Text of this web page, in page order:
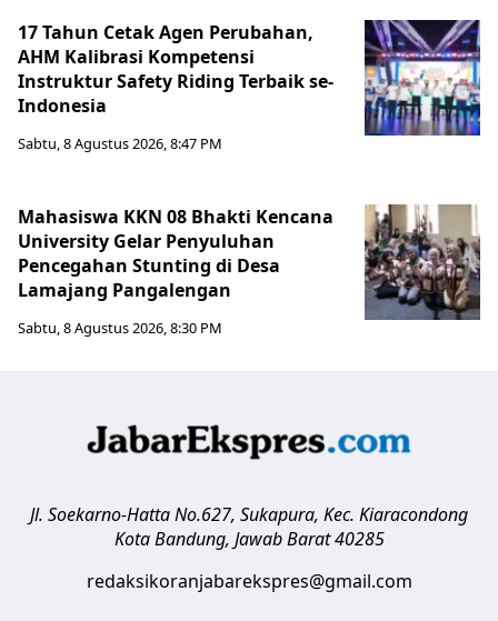
17 Tahun Cetak Agen Perubahan,
AHM Kalibrasi Kompetensi
Instruktur Safety Riding Terbaik se-
Indonesia
Sabtu, 8 Agustus 2026, 8:47 PM
Mahasiswa KKN 08 Bhakti Kencana
University Gelar Penyuluhan
Pencegahan Stunting di Desa
Lamajang Pangalengan
Sabtu, 8 Agustus 2026, 8:30 PM
Jl. Soekarno-Hatta No.627, Sukapura, Kec. Kiaracondong
Kota Bandung, Jawab Barat 40285
redaksikoranjabarekspres@gmail.com